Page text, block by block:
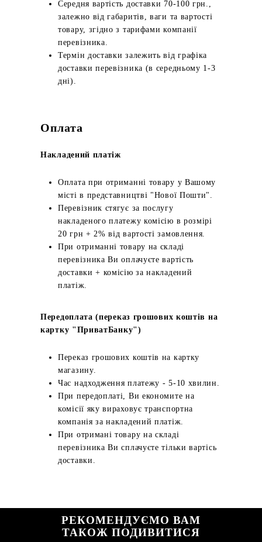
Середня вартість доставки 70-100 грн.,
залежно від габаритів, ваги та вартості
товару, згідно з тарифами компанії
перевізника.
Термін доставки залежить від графіка
доставки перевізника (в середньому 1-3
дні).
Оплата
Накладений платіж
Оплата при отриманні товару у Вашому
місті в представництві "Нової Пошти".
Перевізник стягує за послугу
накладеного платежу комісію в розмірі
20 грн + 2% від вартості замовлення.
При отриманні товару на складі
перевізника Ви оплачуєте вартість
доставки + комісію за накладений
платіж.
Передоплата (переказ грошових коштів на
картку "ПриватБанку")
Переказ грошових коштів на картку
магазину.
Час надходження платежу - 5-10 хвилин.
При передоплаті, Ви економите на
комісії яку вираховує транспортна
компанія за накладений платіж.
При отримані товару на складі
перевізника Ви сплачуєте тільки вартісь
доставки.
РЕКОМЕНДУЄМО ВАМ
ТАКОЖ ПОДИВИТИСЯ